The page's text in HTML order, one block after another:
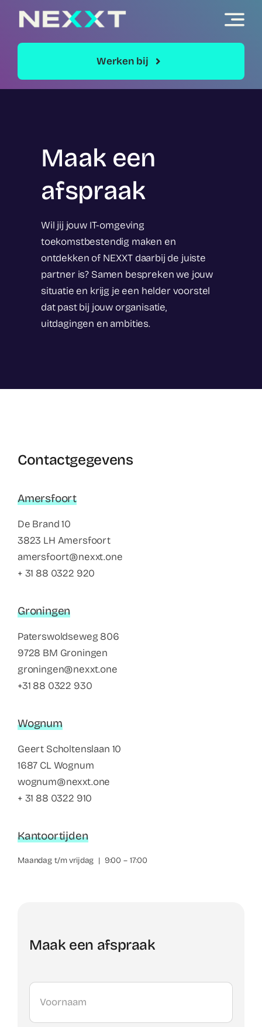
content
Werken bij
Maak een
afspraak
Wil jij jouw IT-omgeving
toekomstbestendig maken en
ontdekken of NEXXT daarbij de juiste
partner is? Samen bespreken we jouw
situatie en krijg je een helder voorstel
dat past bij jouw organisatie,
uitdagingen en ambities.
Contactgegevens
Amersfoort
De Brand 10
3823 LH Amersfoort
amersfoort@nexxt.one
+ 31 88 0322 920
Groningen
Paterswoldseweg 806
9728 BM Groningen
groningen@nexxt.one
+31 88 0322 930
Wognum
Geert Scholtenslaan 10
1687 CL Wognum
wognum@nexxt.one
+ 31 88 0322 910
Kantoortijden
Maandag t/m vrijdag | 9:00 – 17:00
Maak een afspraak